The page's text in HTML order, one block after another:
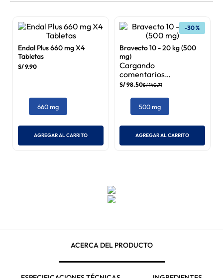
Endal Plus 660 mg X4
Tabletas
90
Bravecto 10 - 20 kg (500
mg)
(2)
S/ S/140.71